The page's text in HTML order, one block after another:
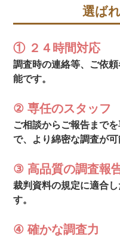
選ば
① ２４時間対応
調査時の連絡等、ご依
能です。
② 専任のスタッフ
ご相談からご報告まで
で、より綿密な調査が可
③ 高品質の調査報
裁判資料の規定に適合
す。
④ 確かな調査力